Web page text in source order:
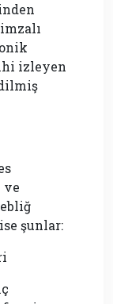
izleyen
ve
şunlar: